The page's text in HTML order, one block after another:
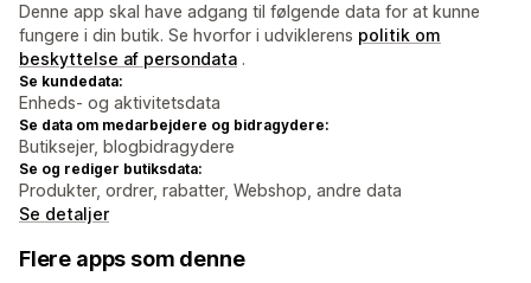
Denne app skal have adgang til følgende data for at kunne
fungere i din butik. Se hvorfor i udviklerens politik om
beskyttelse af persondata .
Se kundedata:
Enheds- og aktivitetsdata
Se data om medarbejdere og bidragydere:
Butiksejer, blogbidragydere
Se og rediger butiksdata:
Produkter, ordrer, rabatter, Webshop, andre data
Se detaljer
Flere apps som denne